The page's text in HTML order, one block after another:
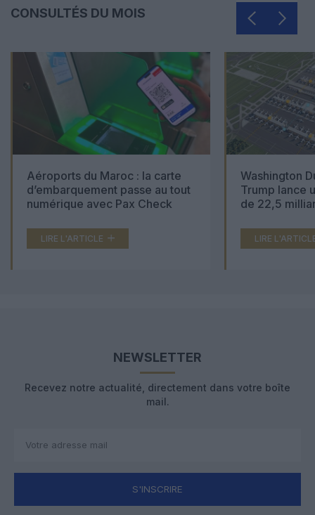
CONSULTÉS DU MOIS
Aéroports du Maroc : la carte
d’embarquement passe au tout
numérique avec Pax Check
LIRE L'ARTICLE
Washington
Trump lance
de 22,5
LIRE
NEWSLETTER
Recevez notre actualité, directement dans votre boîte
mail.
S'INSCRIRE